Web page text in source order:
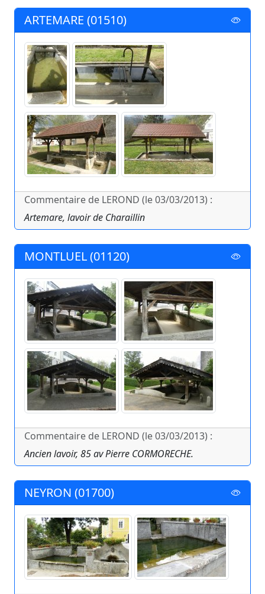
ARTEMARE (01510)
Commentaire de LEROND (le 03/03/2013) :
Artemare, lavoir de Charaillin
MONTLUEL (01120)
Commentaire de LEROND (le 03/03/2013) :
Ancien lavoir, 85 av Pierre CORMORECHE.
NEYRON (01700)